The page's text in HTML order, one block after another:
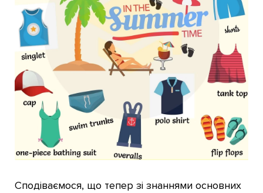
Сподіваємося, що тепер зі знаннями основних